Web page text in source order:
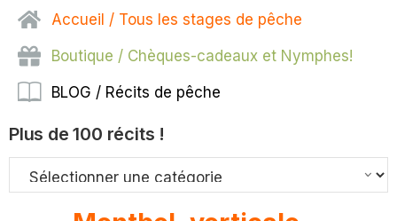
Accueil / Tous les stages de pêche
Boutique / Chèques-cadeaux et Nymphes!
BLOG / Récits de pêche
Plus de 100 récits !